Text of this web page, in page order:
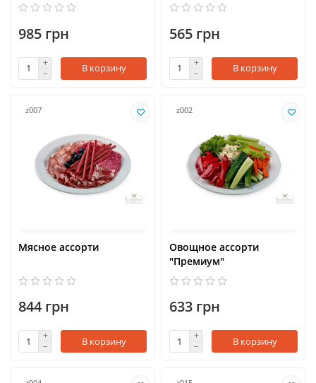
985 грн
В корзину
565 грн
В корзину
z007
Мясное ассорти
844 грн
В корзину
z002
Овощное ассорти
"Премиум"
633 грн
В корзину